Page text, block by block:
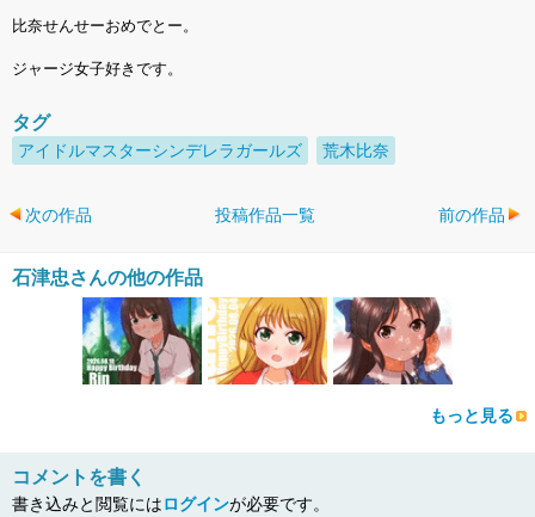
比奈せんせーおめでとー。
ジャージ女子好きです。
タグ
アイドルマスターシンデレラガールズ 荒木比奈
次の作品 投稿作品一覧 前の作品
石津忠さんの他の作品
もっと見る
コメントを書く
書き込みと閲覧にはログインが必要です。